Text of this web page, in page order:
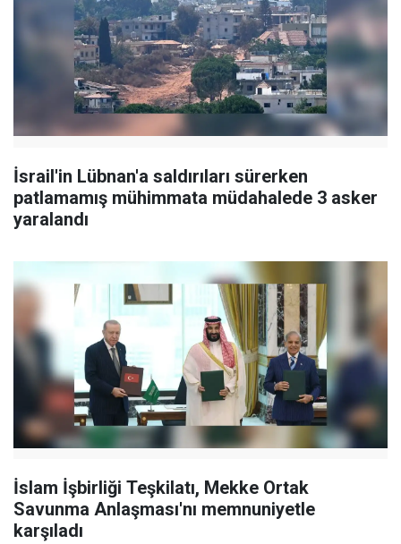
İsrail'in Lübnan'a saldırıları sürerken
patlamamış mühimmata müdahalede 3 asker
yaralandı
İslam İşbirliği Teşkilatı, Mekke Ortak
Savunma Anlaşması'nı memnuniyetle
karşıladı